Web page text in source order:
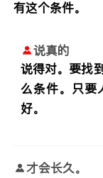
有这个条件。
说真的
说得对。要找
么条件。只要
好。
才会长久。